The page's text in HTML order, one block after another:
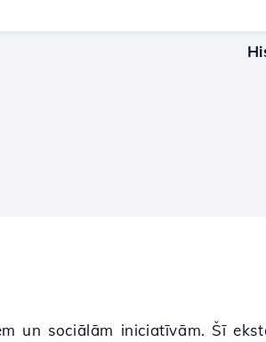
un sociālām iniciatīvām. Šī